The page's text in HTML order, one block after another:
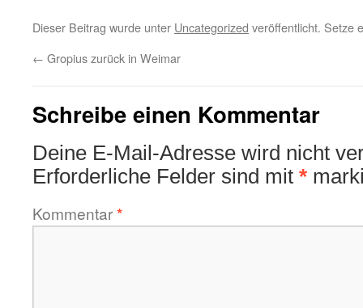
Dieser Beitrag wurde unter Uncategorized veröffentlicht. Setze
← Gropius zurück in Weimar
Schreibe einen Kommentar
Deine E-Mail-Adresse wird nicht
Erforderliche Felder sind mit *
Kommentar*